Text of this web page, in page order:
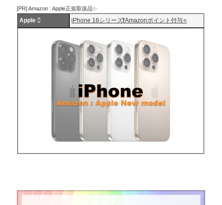
[PR] Amazon : Apple正規取扱品✨
Apple  iPhone 16シリーズ❗️Amazonポイント付与⭐️